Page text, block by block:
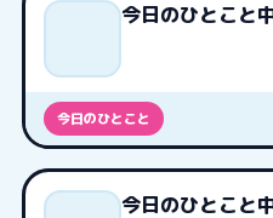
今日のひとこと
今日のひとこと
今日のひとこと